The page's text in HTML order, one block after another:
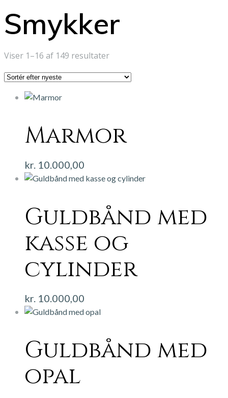
Smykker
Viser 1–16 af 149 resultaterSorteret
seneste
Marmor
kr. 10.000,00
Guldbånd med
kasse og
cylinder
kr. 10.000,00
Guldbånd med
opal